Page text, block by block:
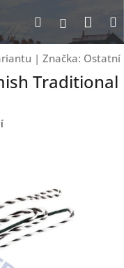
Hledat
| Značka: Ostatní
Traditional